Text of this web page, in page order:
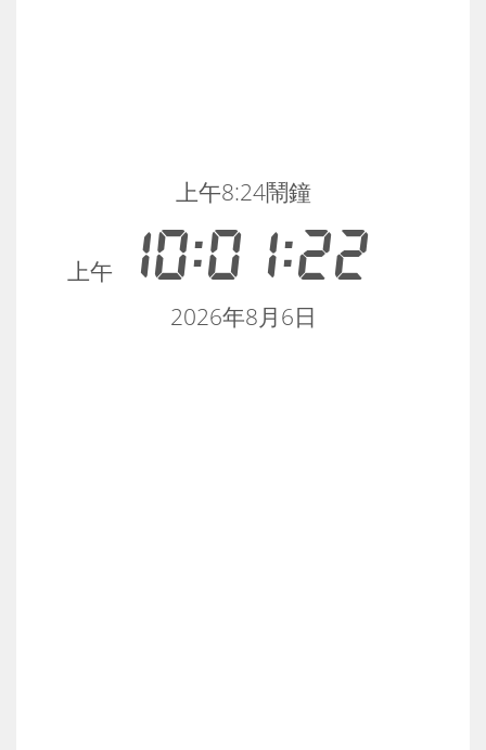
上午 10:01:22
上午8:24鬧鐘
2026年8月6日